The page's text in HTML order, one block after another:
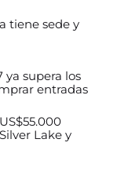
tiene sede y
supera los
entradas
Lake y